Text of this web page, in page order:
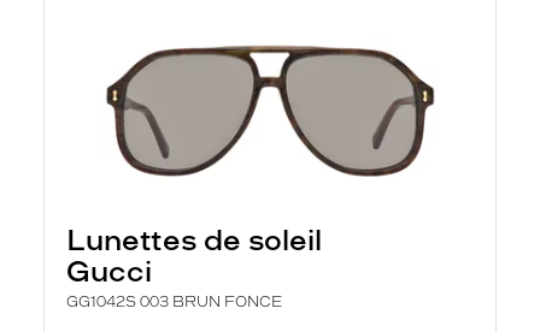
Lunettes de soleil
Gucci
GG1042S 003 BRUN FONCE